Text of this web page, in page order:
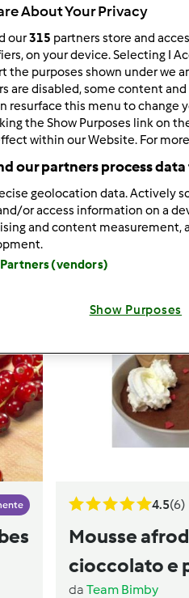
4.930
per pagina:
12
4.5(6)
Mousse
cioccolato e
da Team Bimby
About Your Privacy
our315 partners store and
on your device. Selecting I
the purposes shown under we
are disabled, some content
resurface this menu to change
the Show Purposes link on
within our Website. For
our partners process
geolocation data. Actively
or access information on a
and content measurement,
Partners (vendors)
Show Purposes